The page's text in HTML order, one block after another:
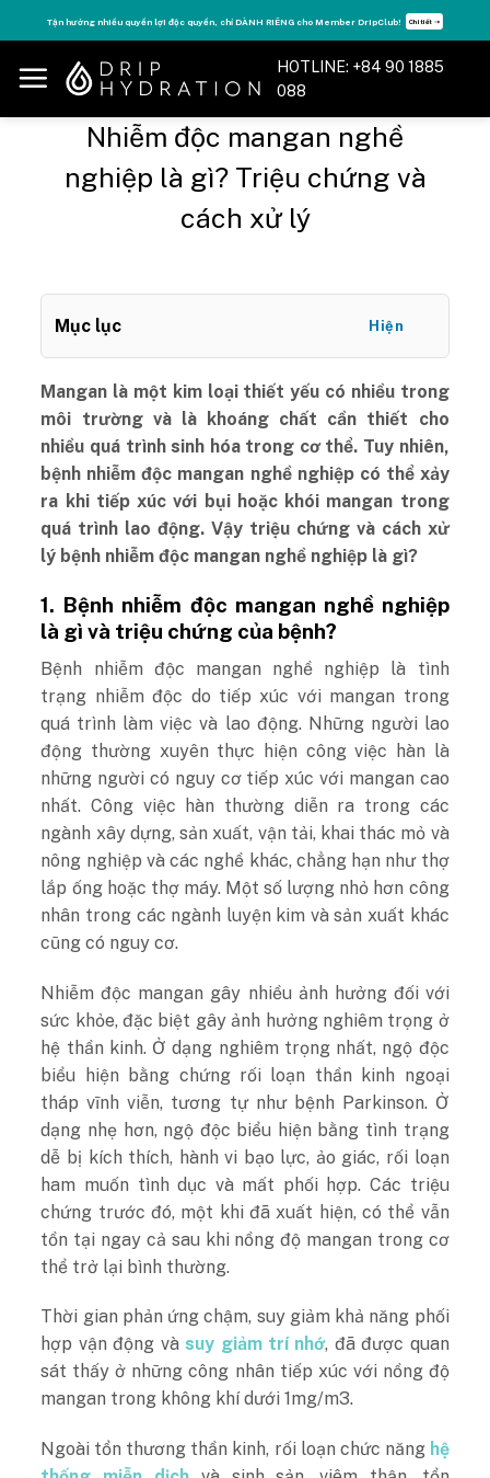
to
content
Tận hưởng nhiều quyền lợi độc quyền, chỉ DÀNH RIÊNG cho Member DripClub! Chi tiết ➝
HOTLINE: +84 90 1885
088
Nhiễm độc mangan nghề
nghiệp là gì? Triệu chứng và
cách xử lý
Mục lục Hiện
Mangan là một kim loại thiết yếu có nhiều trong
môi trường và là khoáng chất cần thiết cho
nhiều quá trình sinh hóa trong cơ thể. Tuy nhiên,
bệnh nhiễm độc mangan nghề nghiệp có thể xảy
ra khi tiếp xúc với bụi hoặc khói mangan trong
quá trình lao động. Vậy triệu chứng và cách xử
lý bệnh nhiễm độc mangan nghề nghiệp là gì?
1. Bệnh nhiễm độc mangan nghề nghiệp
là gì và triệu chứng của bệnh?
Bệnh nhiễm độc mangan nghề nghiệp là tình
trạng nhiễm độc do tiếp xúc với mangan trong
quá trình làm việc và lao động. Những người lao
động thường xuyên thực hiện công việc hàn là
những người có nguy cơ tiếp xúc với mangan cao
nhất. Công việc hàn thường diễn ra trong các
ngành xây dựng, sản xuất, vận tải, khai thác mỏ và
nông nghiệp và các nghề khác, chẳng hạn như thợ
lắp ống hoặc thợ máy. Một số lượng nhỏ hơn công
nhân trong các ngành luyện kim và sản xuất khác
cũng có nguy cơ.
Nhiễm độc mangan gây nhiều ảnh hưởng đối với
sức khỏe, đặc biệt gây ảnh hưởng nghiêm trọng ở
hệ thần kinh. Ở dạng nghiêm trọng nhất, ngộ độc
biểu hiện bằng chứng rối loạn thần kinh ngoại
tháp vĩnh viễn, tương tự như bệnh Parkinson. Ở
dạng nhẹ hơn, ngộ độc biểu hiện bằng tình trạng
dễ bị kích thích, hành vi bạo lực, ảo giác, rối loạn
ham muốn tình dục và mất phối hợp. Các triệu
chứng trước đó, một khi đã xuất hiện, có thể vẫn
tồn tại ngay cả sau khi nồng độ mangan trong cơ
thể trở lại bình thường.
Thời gian phản ứng chậm, suy giảm khả năng phối
hợp vận động và suy giảm trí nhớ, đã được quan
sát thấy ở những công nhân tiếp xúc với nồng độ
mangan trong không khí dưới 1mg/m3.
Ngoài tổn thương thần kinh, rối loạn chức năng hệ